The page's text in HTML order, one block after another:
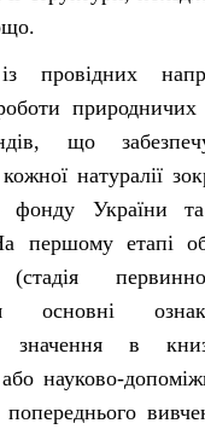
провідних
природничих
що
натуралії
фонду України
першому етапі
основні
значення в
науково-
попереднього